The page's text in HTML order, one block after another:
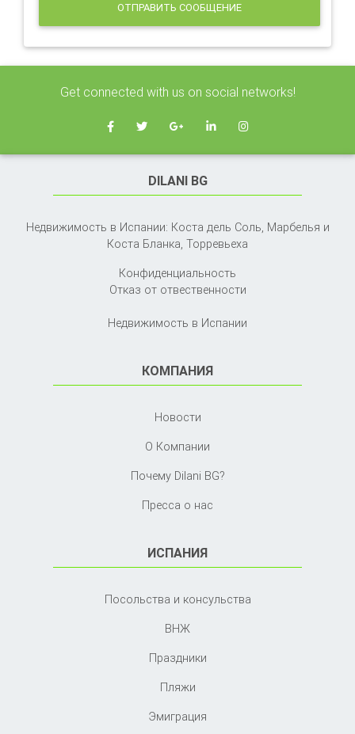
ОТПРАВИТЬ СООБЩЕНИЕ
Get connected with us on social networks!
DILANI BG
Недвижимость в Испании: Коста дель Соль, Марбелья и
Коста Бланка, Торревьеха
Конфиденциальность
Отказ от отвественности
Недвижимость в Испании
КОМПАНИЯ
Новости
О Компании
Почему Dilani BG?
Пресса о нас
ИСПАНИЯ
Посольства и консульства
ВНЖ
Праздники
Пляжи
Эмиграция